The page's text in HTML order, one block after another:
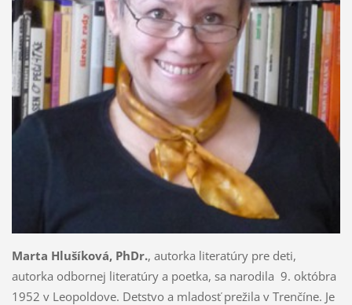
Marta Hlušíková, PhDr., autorka literatúry pre deti,
autorka odbornej literatúry a poetka, sa narodila 9. októbra
1952 v Leopoldove. Detstvo a mladosť prežila v Trenčíne. Je